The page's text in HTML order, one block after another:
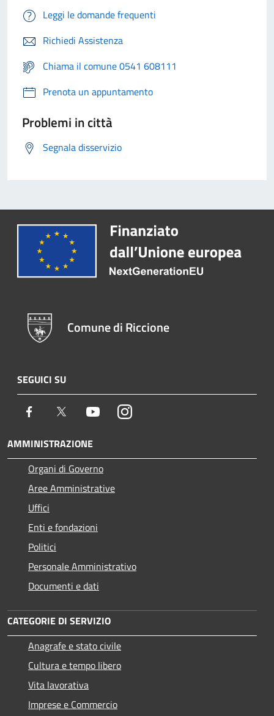
Leggi le domande frequenti
Richiedi Assistenza
Chiama il comune 0541 608111
Prenota un appuntamento
Problemi in città
Segnala disservizio
Comune di Riccione
SEGUICI SU
Facebook Twitter YoutubeInstagram
AMMINISTRAZIONE
Organi di Governo
Aree Amministrative
Uffici
Enti e fondazioni
Politici
Personale Amministrativo
Documenti e dati
CATEGORIE DI SERVIZIO
Anagrafe e stato civile
Cultura e tempo libero
Vita lavorativa
Imprese e Commercio